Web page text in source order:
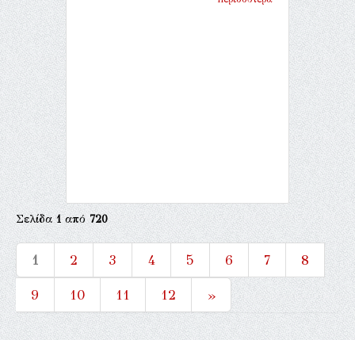
Σελίδα1από720
1 2 3 4 5 6 7
8
9
10 11 12 »